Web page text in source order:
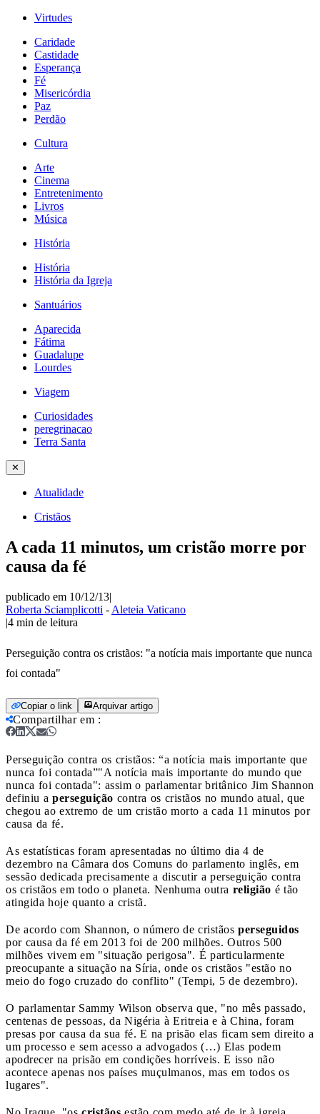
Virtudes
Caridade
Castidade
Esperança
Fé
Misericórdia
Paz
Perdão
Cultura
Arte
Cinema
Entretenimento
Livros
Música
História
História
História da Igreja
Santuários
Aparecida
Fátima
Guadalupe
Lourdes
Viagem
Curiosidades
peregrinacao
Terra Santa
✕
Atualidade
Cristãos
A cada 11 minutos, um cristão morre por
causa da fé
publicado em 10/12/13|
Roberta Sciamplicotti - Aleteia Vaticano
|4 min de leitura
Perseguição contra os cristãos: "a notícia mais importante que nunca
foi contada"
Copiar o link Arquivar artigo
Compartilhar em :
Perseguição contra os cristãos: “a notícia mais importante que
nunca foi contada”"A notícia mais importante do mundo que
nunca foi contada": assim o parlamentar britânico Jim Shannon
definiu a perseguição contra os cristãos no mundo atual, que
chegou ao extremo de um cristão morto a cada 11 minutos por
causa da fé.
As estatísticas foram apresentadas no último dia 4 de
dezembro na Câmara dos Comuns do parlamento inglês, em
sessão dedicada precisamente a discutir a perseguição contra
os cristãos em todo o planeta. Nenhuma outra religião é tão
atingida hoje quanto a cristã.
De acordo com Shannon, o número de cristãos perseguidos
por causa da fé em 2013 foi de 200 milhões. Outros 500
milhões vivem em "situação perigosa". É particularmente
preocupante a situação na Síria, onde os cristãos "estão no
meio do fogo cruzado do conflito" (Tempi, 5 de dezembro).
O parlamentar Sammy Wilson observa que, "no mês passado,
centenas de pessoas, da Nigéria à Eritreia e à China, foram
presas por causa da sua fé. E na prisão elas ficam sem direito a
um processo e sem acesso a advogados (…) Elas podem
apodrecer na prisão em condições horríveis. E isso não
acontece apenas nos países muçulmanos, mas em todos os
lugares".